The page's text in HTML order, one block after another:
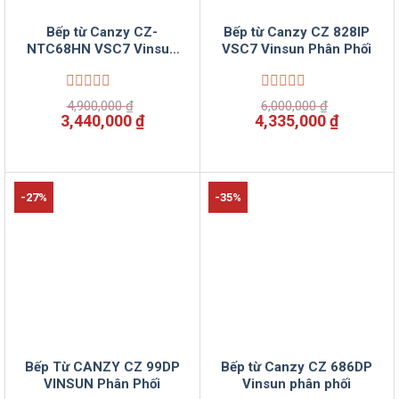
Bếp từ Canzy CZ-
NTC68HN VSC7 Vinsun
Được
xếp
hạng
sao
4,900,000₫
Giá
gốc
4,900,000 ₫.
3,440,000₫Giá
hiện
là:
3,440,000 ₫.
Bếp từ Canzy CZ 828IP
VSC7 Vinsun Phân Phối
Được
xếp
hạng
sao
6,000,000₫
Giá
gốc
6,000,000 ₫.
4,335,000₫Giá
hiện
là:
-27%
Bếp Từ CANZY CZ 99DP
VINSUN Phân Phối
-35%
Bếp từ Canzy CZ 686DP
Vinsun phân phối